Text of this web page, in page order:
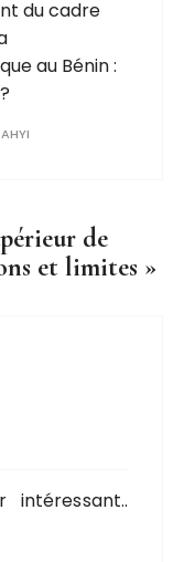
du cadre
au Bénin :
de
et limites »
intéressant..